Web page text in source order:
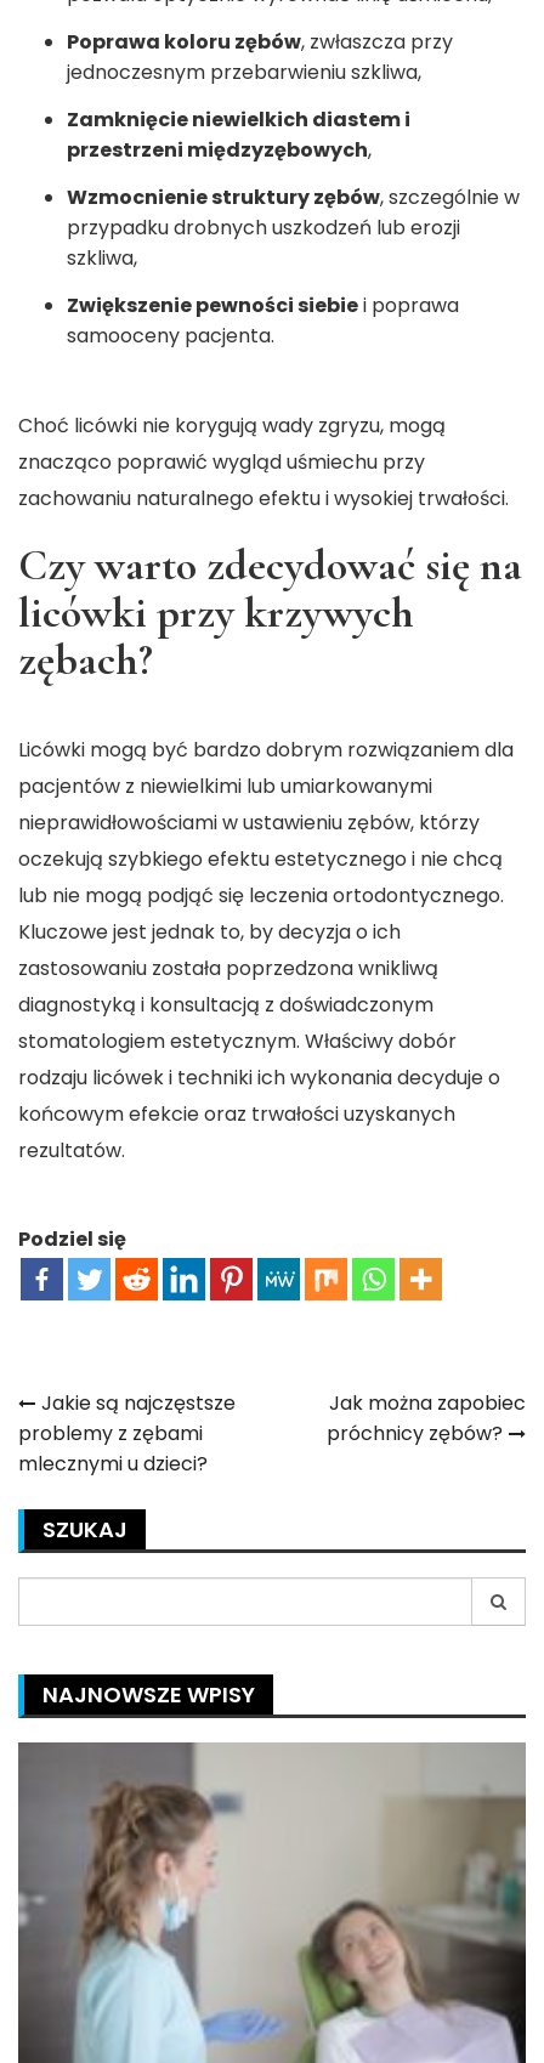
Poprawa koloru zębów, zwłaszcza przy
jednoczesnym przebarwieniu szkliwa,
Zamknięcie niewielkich diastem i
przestrzeni międzyzębowych,
Wzmocnienie struktury zębów, szczególnie w
przypadku drobnych uszkodzeń lub erozji
szkliwa,
Zwiększenie pewności siebiei poprawa
samooceny pacjenta.
Choć licówki nie korygują wady zgryzu, mogą
znacząco poprawić wygląd uśmiechu przy
zachowaniu naturalnego efektu i wysokiej trwałości.
Czy warto zdecydować się na
licówki przy krzywych
zębach?
Licówki mogą być bardzo dobrym rozwiązaniem dla
pacjentów z niewielkimi lub umiarkowanymi
nieprawidłowościami w ustawieniu zębów, którzy
oczekują szybkiego efektu estetycznego i nie chcą
lub nie mogą podjąć się leczenia ortodontycznego.
Kluczowe jest jednak to, by decyzja o ich
zastosowaniu została poprzedzona wnikliwą
diagnostyką i konsultacją z doświadczonym
stomatologiem estetycznym. Właściwy dobór
rodzaju licówek i techniki ich wykonania decyduje o
końcowym efekcie oraz trwałości uzyskanych
rezultatów.
Podziel się
Nawigacja
wpisu
Jakie są najczęstsze
problemy z zębami
mlecznymi u dzieci?
Jak można zapobiec
próchnicy zębów?
SZUKAJ
for:
NAJNOWSZE WPISY